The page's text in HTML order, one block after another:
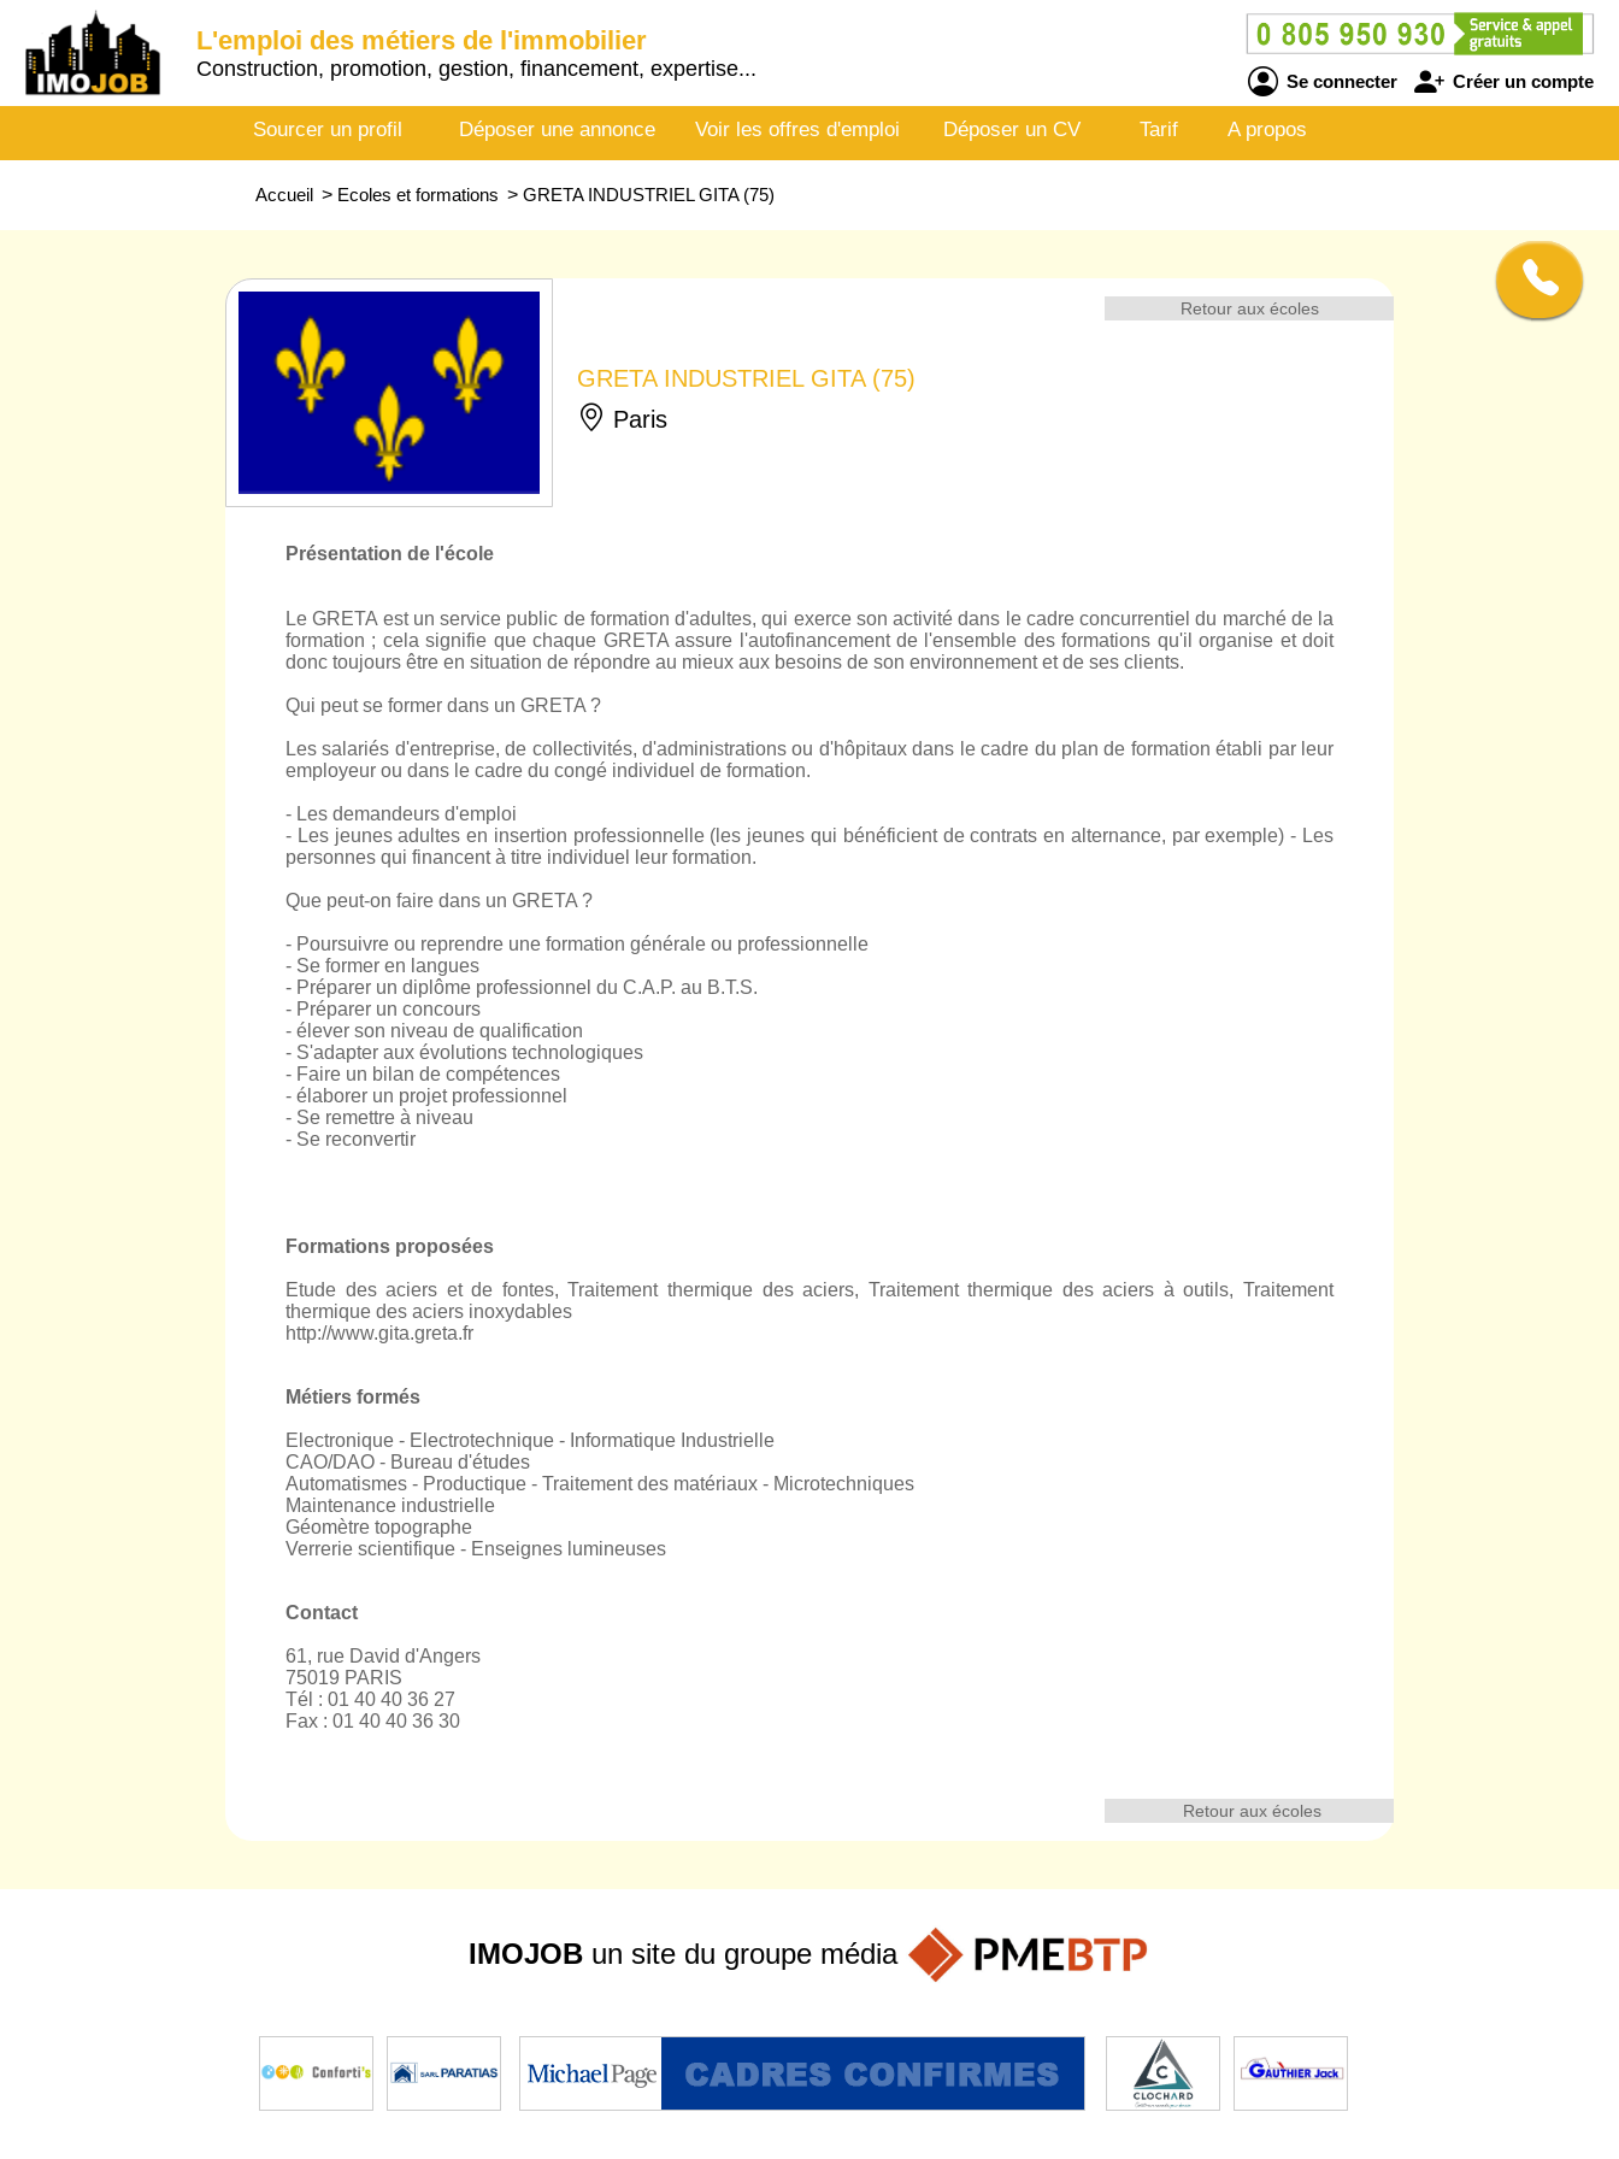
L'emploi des métiers de l'immobilier
Construction, promotion, gestion, financement, expertise...
Se connecter Créer un compte
Sourcer un profil Déposer une annonce Voir les offres d'emploi Déposer un CV Tarif A propos
Accueil > Ecoles et formations > GRETA INDUSTRIEL GITA (75)
Retour aux écoles
GRETA INDUSTRIEL GITA (75)
Paris
Présentation de l'école
Le GRETA est un service public de formation d'adultes, qui exerce son activité dans le cadre concurrentiel du marché de la
formation ; cela signifie que chaque GRETA assure l'autofinancement de l'ensemble des formations qu'il organise et doit
donc toujours être en situation de répondre au mieux aux besoins de son environnement et de ses clients.
Qui peut se former dans un GRETA ?
Les salariés d'entreprise, de collectivités, d'administrations ou d'hôpitaux dans le cadre du plan de formation établi par leur
employeur ou dans le cadre du congé individuel de formation.
- Les demandeurs d'emploi
- Les jeunes adultes en insertion professionnelle (les jeunes qui bénéficient de contrats en alternance, par exemple) - Les
personnes qui financent à titre individuel leur formation.
Que peut-on faire dans un GRETA ?
- Poursuivre ou reprendre une formation générale ou professionnelle
- Se former en langues
- Préparer un diplôme professionnel du C.A.P. au B.T.S.
- Préparer un concours
- élever son niveau de qualification
- S'adapter aux évolutions technologiques
- Faire un bilan de compétences
- élaborer un projet professionnel
- Se remettre à niveau
- Se reconvertir
Formations proposées
Etude des aciers et de fontes, Traitement thermique des aciers, Traitement thermique des aciers à outils, Traitement
thermique des aciers inoxydables
http://www.gita.greta.fr
Métiers formés
Electronique - Electrotechnique - Informatique Industrielle
CAO/DAO - Bureau d'études
Automatismes - Productique - Traitement des matériaux - Microtechniques
Maintenance industrielle
Géomètre topographe
Verrerie scientifique - Enseignes lumineuses
Contact
61, rue David d'Angers
75019 PARIS
Tél : 01 40 40 36 27
Fax : 01 40 40 36 30
Retour aux écoles
IMOJOB un site du groupe média